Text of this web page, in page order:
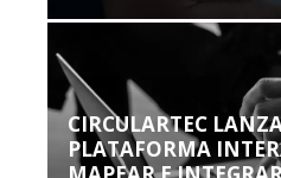
CIRCULARTEC
PLATAFORMA